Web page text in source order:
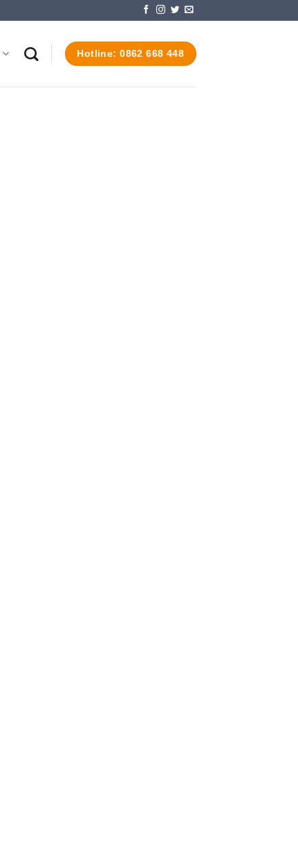
Hotline: 0862 668 448